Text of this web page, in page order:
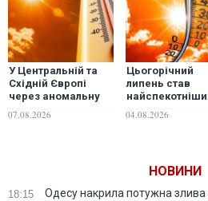
У Центральній та
Східній Європі
через аномальну
нові температурні
07.08.2026
Цьогорічний
липень став
Франції
04.08.2026
НОВИНИ
18:15
Одесу накрила потужна